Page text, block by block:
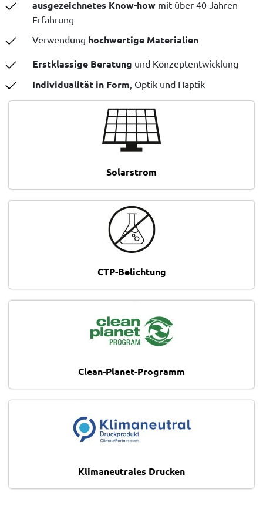
ausgezeichnetes Know-how mit über 40 Jahren
Erfahrung
Verwendung hochwertige Materialien
Erstklassige Beratung und Konzeptentwicklung
Individualität in Form , Optik und Haptik
Solarstrom
CTP-Belichtung
Clean-Planet-Programm
Klimaneutrales Drucken